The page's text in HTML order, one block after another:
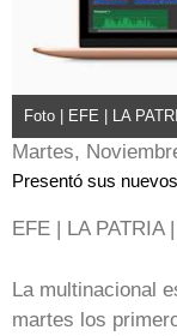
Foto | EFE | LA
Martes,
Presentó sus
EFE | LA PATRIA
La multinacional
martes los